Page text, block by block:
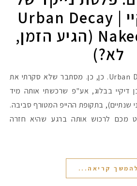
אורבן דיקיי | Urban Decay
Naked Palette (הגיע הזמן,
לא?)
Urban Decay Naked Palette. כן, כן. מסתבר שלא סקרתי את
דיקיי בבלוג, אע"פ שרכשתי אותה מיד
שנתיים), בתקופת ההייפ המטורף סביבה.
מכם לרכוש אותה ברגע שהיא חזרה
להמשך קריאה...